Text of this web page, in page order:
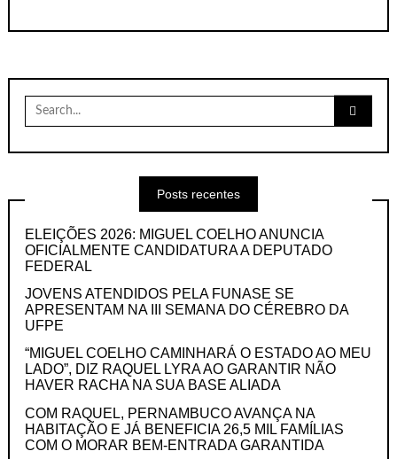
Search
for:
Posts recentes
ELEIÇÕES 2026: MIGUEL COELHO ANUNCIA
OFICIALMENTE CANDIDATURA A DEPUTADO
FEDERAL
JOVENS ATENDIDOS PELA FUNASE SE
APRESENTAM NA III SEMANA DO CÉREBRO DA
UFPE
“MIGUEL COELHO CAMINHARÁ O ESTADO AO MEU
LADO”, DIZ RAQUEL LYRA AO GARANTIR NÃO
HAVER RACHA NA SUA BASE ALIADA
COM RAQUEL, PERNAMBUCO AVANÇA NA
HABITAÇÃO E JÁ BENEFICIA 26,5 MIL FAMÍLIAS
COM O MORAR BEM-ENTRADA GARANTIDA